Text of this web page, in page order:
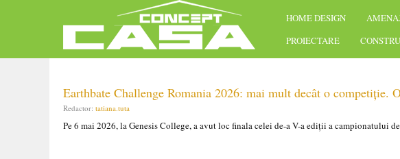
HOME DESIGN
PROIECTARE
Earthbate Challenge Romania 2026: mai mult decât o competiție.
Redactor: tatiana.tuta
Pe 6 mai 2026, la Genesis College, a avut loc finala celei de-a V-a ediții a campionatului